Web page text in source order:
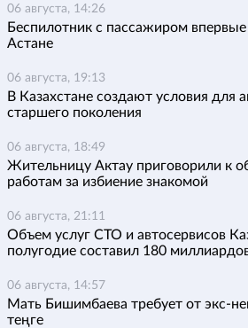
06 августа, 14:26
Беспилотник с пассажиром
Астане
06 августа, 19:13
В Казахстане создают условия для
старшего поколения
06 августа, 18:49
Жительницу Актау приговорили к
работам за избиение знакомой
06 августа, 21:11
Объем услуг СТО и автосервисов
полугодие составил 180
06 августа, 14:57
Мать Бишимбаева требует от экс-
теңге